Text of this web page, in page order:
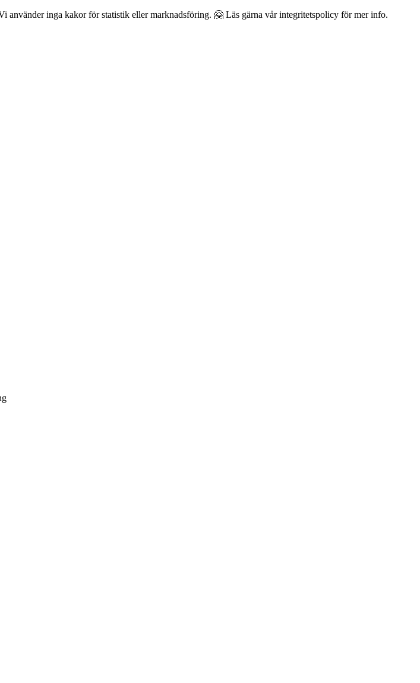
inga kakor för statistik eller marknadsföring. 🤗 Läs gärna vår integritetspolicy för mer info.